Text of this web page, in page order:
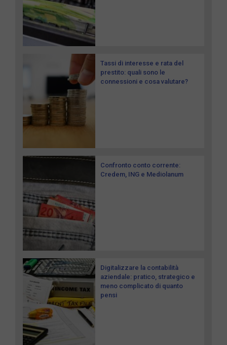
Tassi di interesse e rata del
prestito: quali sono le
connessioni e cosa valutare?
Confronto conto corrente:
Credem, ING e Mediolanum
Digitalizzare la contabilità
aziendale: pratico, strategico e
meno complicato di quanto
pensi